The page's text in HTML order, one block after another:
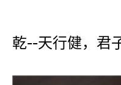
乾--天行健，君